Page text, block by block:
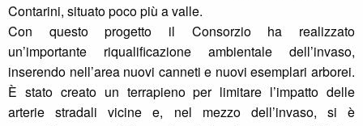
Contarini, situato poco più a valle.
Con questo progetto il Consorzio ha realizzato
un’importante riqualificazione ambientale dell’invaso,
inserendo nell’area nuovi canneti e nuovi esemplari arborei.
È stato creato un terrapieno per limitare l’impatto delle
arterie stradali vicine e, nel mezzo dell’invaso, si è